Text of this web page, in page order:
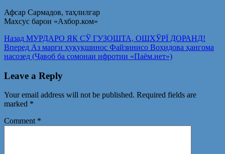
Афсар Сармадов, таҳлилгар
Махсус барои «Ахбор.ком»
Post
navigation
Назад Предыдущая
запись:
МУРДАРО ЯК СЎ ГУЗОШТА, ОШХЎРЇ ДОРАНД!
Вперед Следующая
запись:
Аз марги ҳуқуқшинос Файзинисо Воҳидова ҳангома
насозед (Ҷавоб ба сомонаи ифротии «Паём.нет»)
Leave a Reply
Your email address will not be published. Required fields are
marked *
Comment *